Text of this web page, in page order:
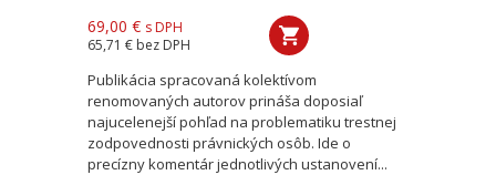
69,00 € s DPH
65,71 € bez DPH
Publikácia spracovaná kolektívom
renomovaných autorov prináša doposiaľ
najucelenejší pohľad na problematiku trestnej
zodpovednosti právnických osôb. Ide o
precízny komentár jednotlivých ustanovení...